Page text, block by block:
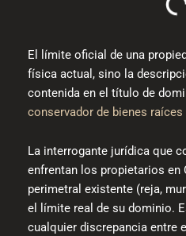
El límite oficial de una
física actual, sino la
contenida en el título de
conservador de bienes raíces
La interrogante jurídica que
enfrentan los propietarios en
perimetral existente (reja,
el límite real de su dominio.
cualquier discrepancia entre